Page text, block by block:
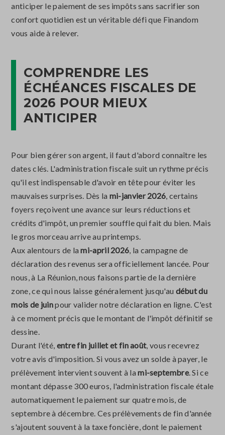
anticiper le paiement de ses impôts sans sacrifier son
confort quotidien est un véritable défi que Finandom
vous aide à relever.
COMPRENDRE LES
ÉCHÉANCES FISCALES DE
2026 POUR MIEUX
ANTICIPER
Pour bien gérer son argent, il faut d'abord connaître les
dates clés. L'administration fiscale suit un rythme précis
qu'il est indispensable d'avoir en tête pour éviter les
mauvaises surprises. Dès la mi-janvier 2026, certains
foyers reçoivent une avance sur leurs réductions et
crédits d'impôt, un premier souffle qui fait du bien. Mais
le gros morceau arrive au printemps.
Aux alentours de lami-april 2026, la campagne de
déclaration des revenus sera officiellement lancée. Pour
nous, à La Réunion, nous faisons partie de la dernière
zone, ce qui nous laisse généralement jusqu'au début du
mois de juinpour valider notre déclaration en ligne. C'est
à ce moment précis que le montant de l'impôt définitif se
dessine.
Durant l'été, entre fin juillet et fin août, vous recevrez
votre avis d'imposition. Si vous avez un solde à payer, le
prélèvement intervient souvent à lami-septembre. Si ce
montant dépasse 300 euros, l'administration fiscale étale
automatiquement le paiement sur quatre mois, de
septembre à décembre. Ces prélèvements de fin d'année
s'ajoutent souvent à la taxe foncière, dont le paiement